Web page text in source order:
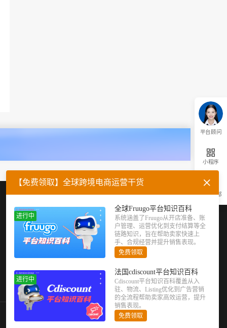
平台顾问
小程序
返回顶部
企业微信 官方公众号
【免费领取】全球跨境电商运营干货
进行中
全球Fruugo平台知识百科
系统涵盖了Fruugo从开店准备、账
户管理、运营优化到支付结算等全
链路知识，旨在帮助卖家快速上
手、合规经营并提升销售表现。
免费领取
进行中
法国cdiscount平台知识百科
Cdiscount平台知识百科覆盖从入
驻、物流、Listing优化到广告营销
的全流程帮助卖家高效运营，提升
销售表现。
免费领取